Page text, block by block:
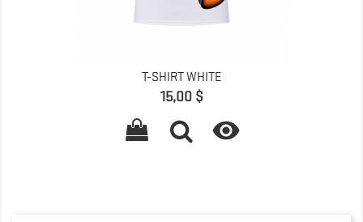
T-SHIRT WHITE
Giá
15,00 $
